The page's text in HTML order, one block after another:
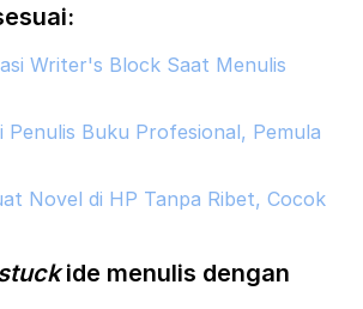
Writer's Block Saat Menulis
Penulis Buku Profesional, Pemula
Novel di HP Tanpa Ribet, Cocok
ide menulis dengan